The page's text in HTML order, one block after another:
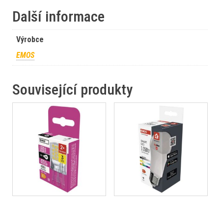
Další informace
Výrobce
EMOS
Související produkty